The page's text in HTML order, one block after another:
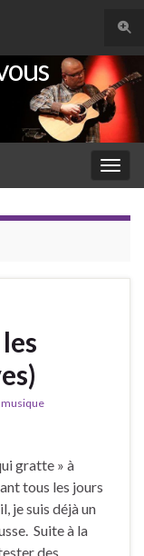
musique
gratte » à
tous les jours
je suis déjà un
Suite à la
des